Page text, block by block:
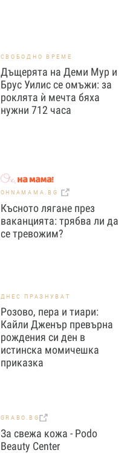
СВОБОДНО ВРЕМЕ
Дъщерята на Деми Мур и
Брус Уилис се омъжи: за
роклята ѝ мечта бяха
нужни 712 часа
OHNAMAMA.BG
Късното лягане през
ваканцията: трябва ли да
се тревожим?
ДНЕС ПРАЗНУВАТ
Розово, пера и тиари:
Кайли Дженър превърна
рождения си ден в
истинска момичешка
приказка
GRABO.BG
За свежа кожа - Podo
Beauty Center